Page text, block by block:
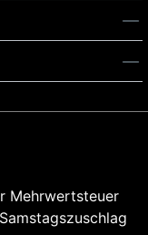
Mehrwertsteuer